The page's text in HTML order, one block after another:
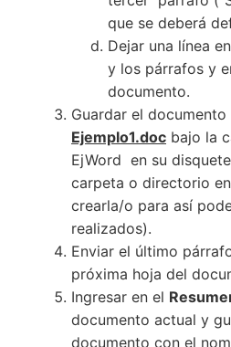
que se deberá
Dejar una línea
y los párrafos y
documento.
Guardar el
Ejemplo1.doc bajo la
EjWord en su
carpeta o directorio
crearla/o para así
realizados).
Enviar el último
próxima hoja del
Ingresar en el
documento actual y
documento con el